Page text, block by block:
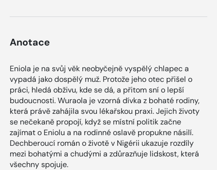
Anotace
Eniola je na svůj věk neobyčejně vyspělý chlapec a
vypadá jako dospělý muž. Protože jeho otec přišel o
práci, hledá obživu, kde se dá, a přitom sní o lepší
budoucnosti. Wuraola je vzorná dívka z bohaté rodiny,
která právě zahájila svou lékařskou praxi. Jejich životy
se nečekaně propojí, když se místní politik začne
zajímat o Eniolu a na rodinné oslavě propukne násilí.
Dechberoucí román o životě v Nigérii ukazuje rozdíly
mezi bohatými a chudými a zdůrazňuje lidskost, která
všechny spojuje.